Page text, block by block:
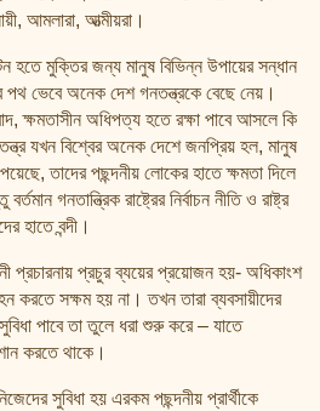
সমূহ
আমলারা, আত্মীয়রা।
হতে মুক্তির জন্য মানুষ বিভিন্ন উপায়ের সন্ধান
ভেবে অনেক দেশ গনতন্ত্রকে বেছে নেয়।
ক্ষমতাসীন অধিপত্য হতে রক্ষা পাবে আসলে কি
যখন বিশ্বের অনেক দেশে জনপ্রিয় হল, মানুষ
তাদের পছন্দনীয় লোকের হাতে ক্ষমতা দিলে
গনতান্ত্রিক রাষ্ট্রের নির্বাচন নীতি ও রাষ্ট্র
হাতে বন্দী।
প্রচারনায় প্রচুর ব্যয়ের প্রয়োজন হয়- অধিকাংশ
করতে সক্ষম হয় না। তখন তারা ব্যবসায়ীদের
পাবে তা তুলে ধরা শুরু করে – যাতে
করতে থাকে।
সুবিধা হয় এরকম পছন্দনীয় প্রার্থীকে